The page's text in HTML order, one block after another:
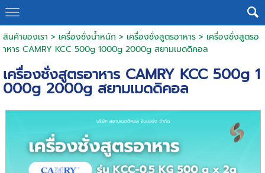
สินค้าของเรา > เครื่องชั่งน้ำหนัก > เครื่องชั่งสูตรอาหาร> เครื่องชั่งสูตรอ
าหาร CAMRY KCC 500g 1000g 2000g สยามเมดดิคอล
เครื่องชั่งสูตรอาหาร CAMRY KCC 500g 1
000g 2000g สยามเมดดิคอล